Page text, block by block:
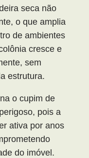
seca não
o que amplia
de ambientes
cresce e
sem
estrutura.
o cupim de
pois a
ativa por anos
do imóvel.